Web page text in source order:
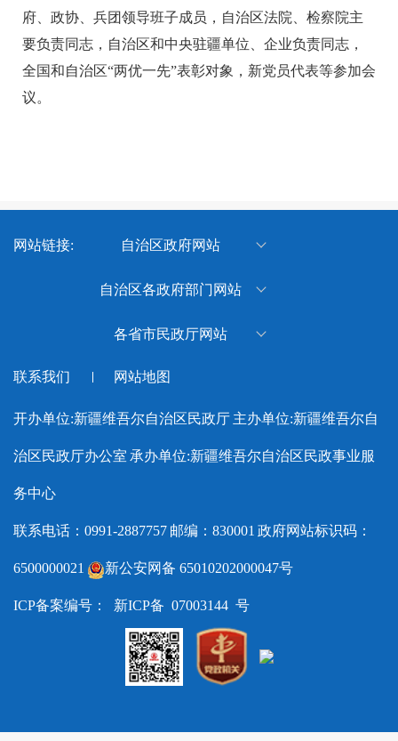
府、政协、兵团领导班子成员，自治区法院、检察院主
要负责同志，自治区和中央驻疆单位、企业负责同志，
全国和自治区“两优一先”表彰对象，新党员代表等参加会
议。
网站链接: 自治区政府网站
新疆维吾尔自治区人民政府
自治区各政府部门网站
新疆维吾尔自治区体育局
务厅
新疆维吾尔自治区水利厅
新疆维吾尔自治区应急管理厅
化厅
新疆维吾尔自治区药品监督管
理局
新疆维吾尔自治区教育厅
新疆维吾尔自治区农业农村厅
新疆维吾尔自治区乡村振兴局
各省市民政厅网站
北京市民政局
山西省民政厅
辽宁省民政厅
上海市民政局
江苏省民政厅
浙江省民政厅
福建省民政厅
联系我们 网站地图
开办单位:新疆维吾尔自治区民政厅 主办单位:新疆维吾尔自
治区民政厅办公室 承办单位:新疆维吾尔自治区民政事业服
务中心
联系电话：0991-2887757 邮编：830001 政府网站标识码：
6500000021 新公安网备 65010202000047号
ICP备案编号： 新ICP备 07003144 号